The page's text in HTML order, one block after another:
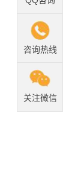
咨询热线
关注微信